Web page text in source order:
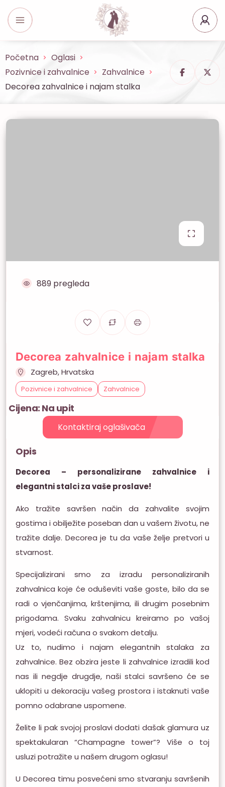
Početna
Oglasi
Pozivnice i zahvalnice
Zahvalnice
Decorea zahvalnice i najam stalka
889 pregleda
Decorea zahvalnice i najam stalka
Zagreb, Hrvatska
Pozivnice i zahvalnice Zahvalnice
Cijena: Na upit
Kontaktiraj oglašivača
Opis
Decorea – personalizirane zahvalnice i
elegantni stalci za vaše proslave!
Ako tražite savršen način da zahvalite svojim
gostima i obilježite poseban dan u vašem životu, ne
tražite dalje. Decorea je tu da vaše želje pretvori u
stvarnost.
Specijalizirani smo za izradu personaliziranih
zahvalnica koje će oduševiti vaše goste, bilo da se
radi o vjenčanjima, krštenjima, ili drugim posebnim
prigodama. Svaku zahvalnicu kreiramo po vašoj
mjeri, vodeći računa o svakom detalju.
Uz to, nudimo i najam elegantnih stalaka za
zahvalnice. Bez obzira jeste li zahvalnice izradili kod
nas ili negdje drugdje, naši stalci savršeno će se
uklopiti u dekoraciju vašeg prostora i istaknuti vaše
pomno odabrane uspomene.
Želite li pak svojoj proslavi dodati dašak glamura uz
spektakularan “Champagne tower”? Više o toj
usluzi potražite u našem drugom oglasu!
U Decorea timu posvećeni smo stvaranju savršenih